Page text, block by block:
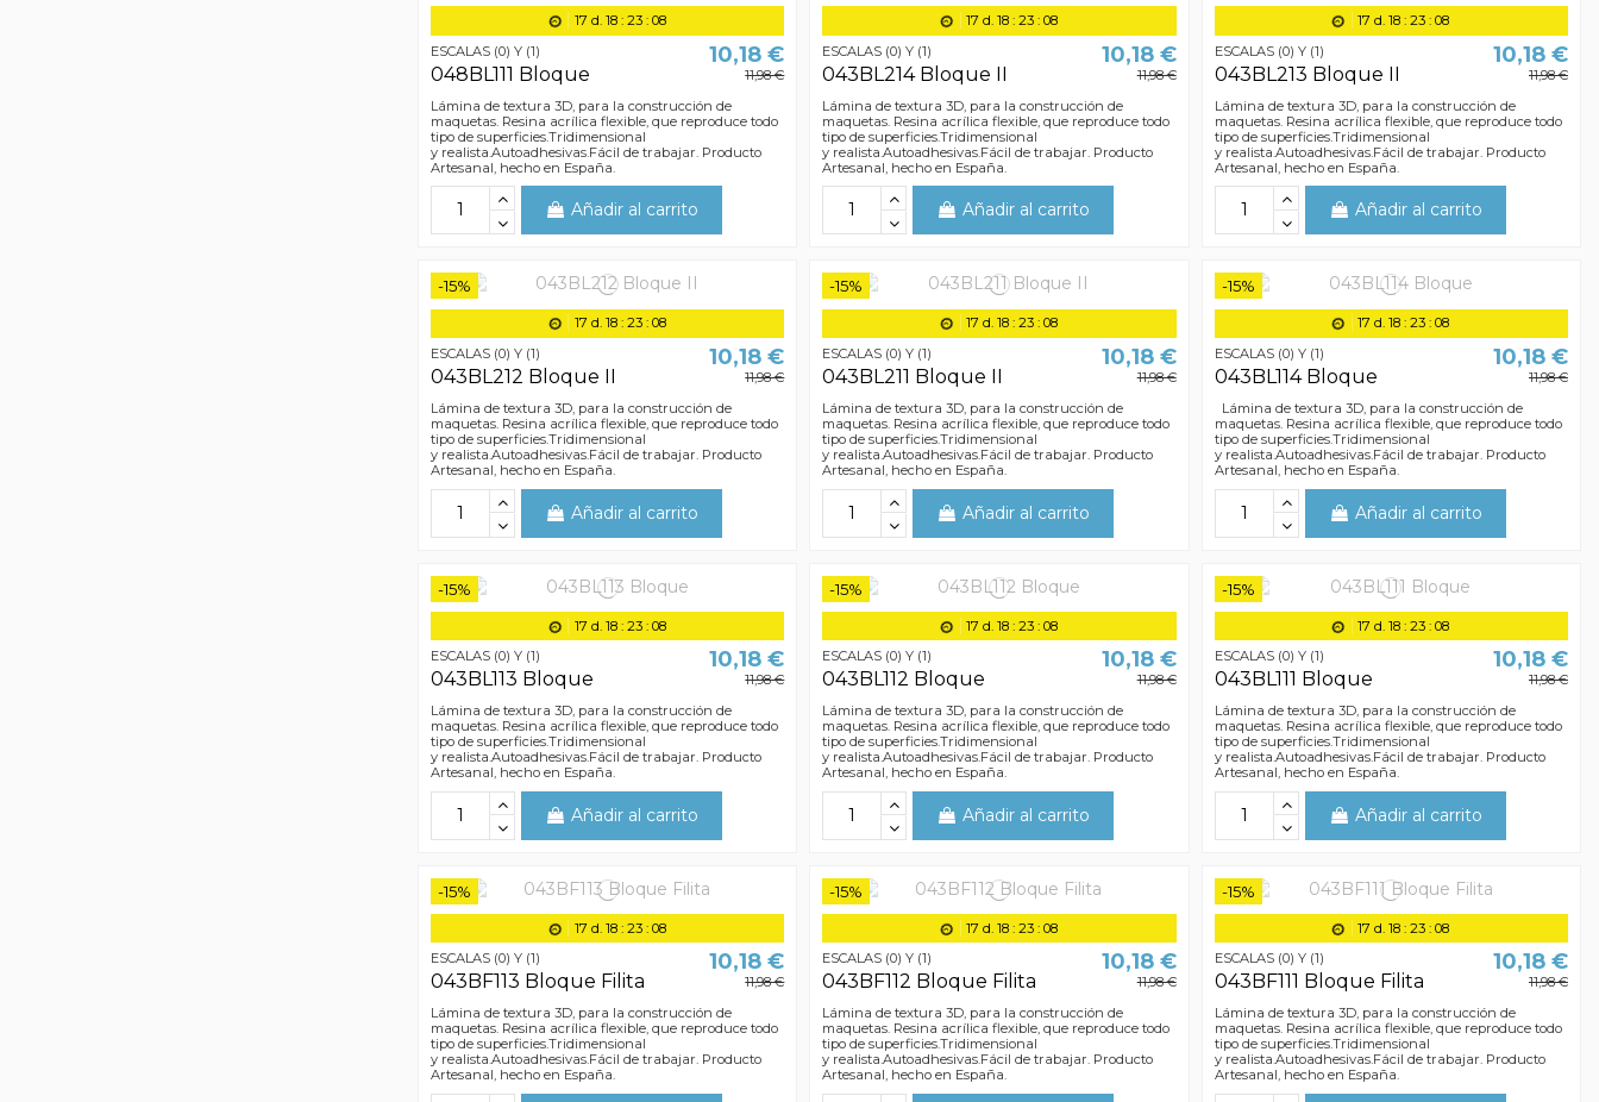
17 d. 18: 23: 07
ESCALAS (0) Y (1)
048BL111 Bloque
10,18 €
11,98 €
Lámina de textura 3D, para la construcción de
maquetas. Resina acrílica flexible, que reproduce todo
tipo de superficies.Tridimensional
y realista.Autoadhesivas.Fácil de trabajar. Producto
Artesanal, hecho en España.
Añadir al carrito
17 d. 18: 23: 07
ESCALAS (0) Y (1)
043BL214 Bloque II
10,18 €
11,98 €
Lámina de textura 3D, para la construcción de
maquetas. Resina acrílica flexible, que reproduce todo
tipo de superficies.Tridimensional
y realista.Autoadhesivas.Fácil de trabajar. Producto
Artesanal, hecho en España.
Añadir al carrito
17 d. 18: 23: 07
ESCALAS (0) Y (1)
043BL213 Bloque II
10,18 €
11,98 €
Lámina de textura 3D, para la construcción de
maquetas. Resina acrílica flexible, que reproduce todo
tipo de superficies.Tridimensional
y realista.Autoadhesivas.Fácil de trabajar. Producto
Artesanal, hecho en España.
Añadir al carrito
-15%
17 d. 18: 23: 07
ESCALAS (0) Y (1)
043BL212 Bloque II
10,18 €
11,98 €
Lámina de textura 3D, para la construcción de
maquetas. Resina acrílica flexible, que reproduce todo
tipo de superficies.Tridimensional
y realista.Autoadhesivas.Fácil de trabajar. Producto
Artesanal, hecho en España.
Añadir al carrito
-15%
17 d. 18: 23: 07
ESCALAS (0) Y (1)
043BL211 Bloque II
10,18 €
11,98 €
Lámina de textura 3D, para la construcción de
maquetas. Resina acrílica flexible, que reproduce todo
tipo de superficies.Tridimensional
y realista.Autoadhesivas.Fácil de trabajar. Producto
Artesanal, hecho en España.
Añadir al carrito
-15%
17 d. 18: 23: 07
ESCALAS (0) Y (1)
043BL114 Bloque
10,18 €
11,98 €
Lámina de textura 3D, para la construcción de
maquetas. Resina acrílica flexible, que reproduce todo
tipo de superficies.Tridimensional
y realista.Autoadhesivas.Fácil de trabajar. Producto
Artesanal, hecho en España.
Añadir al carrito
-15%
17 d. 18: 23: 07
ESCALAS (0) Y (1)
043BL113 Bloque
10,18 €
11,98 €
Lámina de textura 3D, para la construcción de
maquetas. Resina acrílica flexible, que reproduce todo
tipo de superficies.Tridimensional
y realista.Autoadhesivas.Fácil de trabajar. Producto
Artesanal, hecho en España.
Añadir al carrito
-15%
17 d. 18: 23: 07
ESCALAS (0) Y (1)
043BL112 Bloque
10,18 €
11,98 €
Lámina de textura 3D, para la construcción de
maquetas. Resina acrílica flexible, que reproduce todo
tipo de superficies.Tridimensional
y realista.Autoadhesivas.Fácil de trabajar. Producto
Artesanal, hecho en España.
Añadir al carrito
-15%
17 d. 18: 23: 07
ESCALAS (0) Y (1)
043BL111 Bloque
10,18 €
11,98 €
Lámina de textura 3D, para la construcción de
maquetas. Resina acrílica flexible, que reproduce todo
tipo de superficies.Tridimensional
y realista.Autoadhesivas.Fácil de trabajar. Producto
Artesanal, hecho en España.
Añadir al carrito
-15%
17 d. 18: 23: 07
ESCALAS (0) Y (1)
043BF113 Bloque Filita
10,18 €
11,98 €
Lámina de textura 3D, para la construcción de
maquetas. Resina acrílica flexible, que reproduce todo
tipo de superficies.Tridimensional
y realista.Autoadhesivas.Fácil de trabajar. Producto
Artesanal, hecho en España.
-15%
17 d. 18: 23: 07
ESCALAS (0) Y (1)
043BF112 Bloque Filita
10,18 €
11,98 €
Lámina de textura 3D, para la construcción de
maquetas. Resina acrílica flexible, que reproduce todo
tipo de superficies.Tridimensional
y realista.Autoadhesivas.Fácil de trabajar. Producto
Artesanal, hecho en España.
-15%
17 d. 18: 23: 07
ESCALAS (0) Y (1)
043BF111 Bloque Filita
10,18 €
11,98 €
Lámina de textura 3D, para la construcción de
maquetas. Resina acrílica flexible, que reproduce todo
tipo de superficies.Tridimensional
y realista.Autoadhesivas.Fácil de trabajar. Producto
Artesanal, hecho en España.